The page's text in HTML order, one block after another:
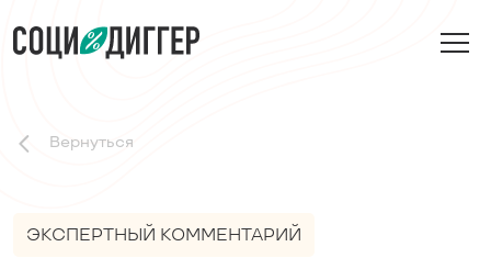
Вернуться
ЭКСПЕРТНЫЙ КОММЕНТАРИЙ